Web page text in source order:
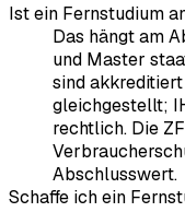
Ist ein Fernstudium
Das hängt am
und Master
sind
gleichgestellt;
rechtlich. Die
Abschlusswert.
Schaffe ich ein